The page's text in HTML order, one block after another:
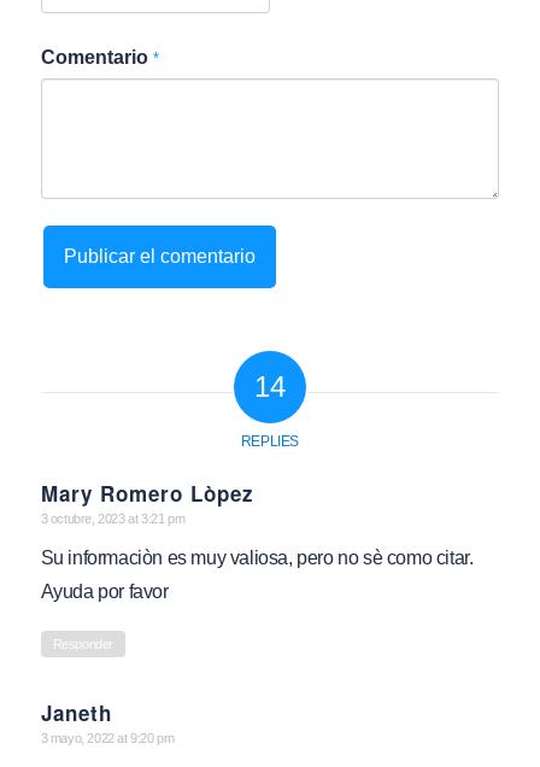
Comentario *
14
REPLIES
Mary Romero Lòpez
says:
3 octubre, 2023 at 3:21 pm
Su informaciòn es muy valiosa, pero no sè como citar.
Ayuda por favor
Responder
Janeth
says:
3 mayo, 2022 at 9:20 pm